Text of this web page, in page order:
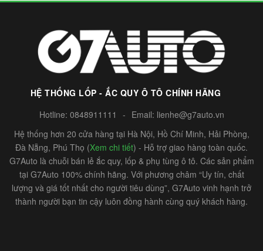
HỆ THỐNG LỐP - ẮC QUY Ô TÔ CHÍNH HÃNG
Hotline: 0848911111 - Email: lienhe@g7auto.vn
Hệ thống hơn 20 cửa hàng tại Hà Nội, Hồ Chí Minh, Hải Phòng,
Đà Nẵng, Phú Thọ (Xem chi tiết) - Hỗ trợ giao hàng toàn quốc.
G7Auto là chuỗi bán lẻ ắc quy, lốp & phụ tùng ô tô. Các sản phẩm
tại G7Auto 100% chính hãng. Với phương châm “Uy tín, chất
lượng và giá tốt nhất cho người tiêu dùng”, G7Auto vinh hạnh trở
thành người bạn tin cậy luôn đồng hành cùng quý khách hàng.